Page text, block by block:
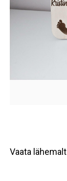
Vaata lähemalt